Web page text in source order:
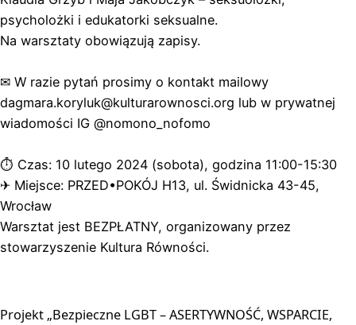
psycholożki i edukatorki seksualne.
Na warsztaty obowiązują zapisy.
✉︎ W razie pytań prosimy o kontakt mailowy
dagmara.koryluk@kulturarownosci.org lub w prywatnej
wiadomości IG @nomono_nofomo
⏱︎ Czas: 10 lutego 2024 (sobota), godzina 11:00-15:30
✈︎ Miejsce: PRZED•POKÓJ H13, ul. Świdnicka 43-45,
Wrocław
Warsztat jest BEZPŁATNY, organizowany przez
stowarzyszenie Kultura Równości.
Projekt „Bezpieczne LGBT – ASERTYWNOŚĆ, WSPARCIE,